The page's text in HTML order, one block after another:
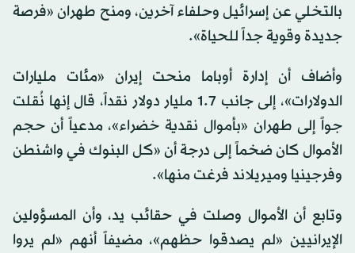
بالتخلي عن إسرائيل وحلفاء آخرين، ومنح طهران «فرصة
جديدة وقوية جداً للحياة».
وأضاف أن إدارة أوباما منحت إيران «مئات مليارات
الدولارات»، إلى جانب 1.7 مليار دولار نقداً، قال إنها نُقلت
جواً إلى طهران «بأموال نقدية خضراء»، مدعياً أن حجم
الأموال كان ضخماً إلى درجة أن «كل البنوك في واشنطن
وفرجينيا وميريلاند فرغت منها».
وتابع أن الأموال وصلت في حقائب يد، وأن المسؤولين
الإيرانيين «لم يصدقوا حظهم»، مضيفاً أنهم «لم يروا